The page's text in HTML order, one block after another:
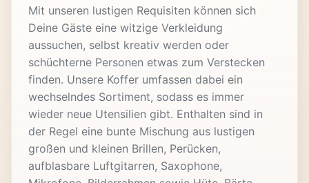
Mit unseren lustigen Requisiten können sich
Deine Gäste eine witzige Verkleidung
aussuchen, selbst kreativ werden oder
schüchterne Personen etwas zum Verstecken
finden. Unsere Koffer umfassen dabei ein
wechselndes Sortiment, sodass es immer
wieder neue Utensilien gibt. Enthalten sind in
der Regel eine bunte Mischung aus lustigen
großen und kleinen Brillen, Perücken,
aufblasbare Luftgitarren, Saxophone,